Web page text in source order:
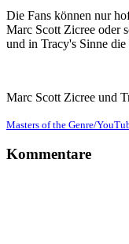
Die Fans können nur
Marc Scott Zicree oder
und in Tracy's Sinne
Marc Scott Zicree und
Masters of the Genre/
Kommentare